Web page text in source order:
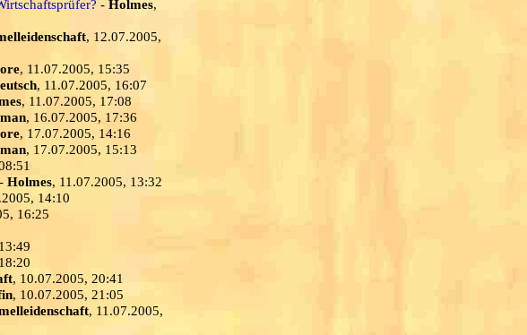
- Holmes,
, 12.07.2005,
, 11.07.2005, 15:35
, 11.07.2005, 16:07
, 11.07.2005, 17:08
, 16.07.2005, 17:36
, 17.07.2005, 14:16
, 17.07.2005, 15:13
- Holmes, 11.07.2005, 13:32
14:10
16:25
, 10.07.2005, 20:41
, 10.07.2005, 21:05
, 11.07.2005,